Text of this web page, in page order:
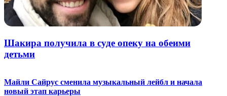
Шакира получила в суде опеку на обеими
детьми
Майли Сайрус сменила музыкальный лейбл и начала
новый этап карьеры